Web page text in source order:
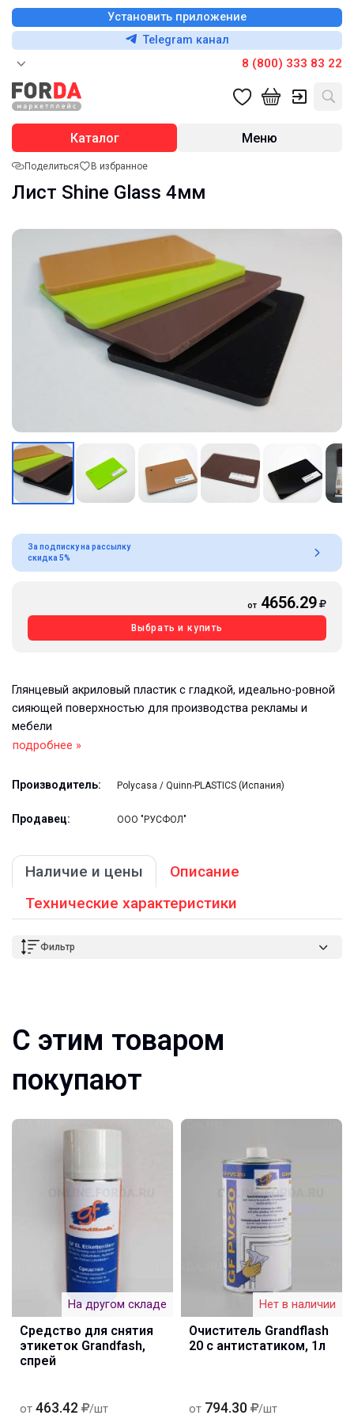
Установить приложение
Telegram канал
8 (800) 333 83 22
Каталог Меню
Поделиться В избранное
Лист Shine Glass 4мм
За подписку на рассылку
скидка 5%
от 4656.29
Выбрать и купить
Глянцевый акриловый пластик с гладкой, идеально-ровной
сияющей поверхностью для производства рекламы и
мебели
подробнее »
Производитель: Polycasa / Quinn-PLASTICS (Испания)
Продавец: ООО "РУСФОЛ"
Наличие и цены
Описание
Технические характеристики
Фильтр
С этим товаром
покупают
На другом складе
Средство для снятия
этикеток Grandfash,
спрей
от 463.42 /шт
Нет в наличии
Очиститель Grandflash
20 с антистатиком, 1л
от 794.30 /шт